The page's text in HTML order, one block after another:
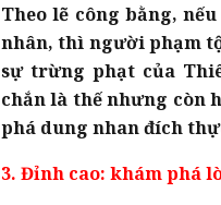
Theo lẽ công bằng,
nhân, thì người phạm
sự trừng phạt của
chắn là thế nhưng còn
phá dung nhan đích
3. Đỉnh cao: khám phá